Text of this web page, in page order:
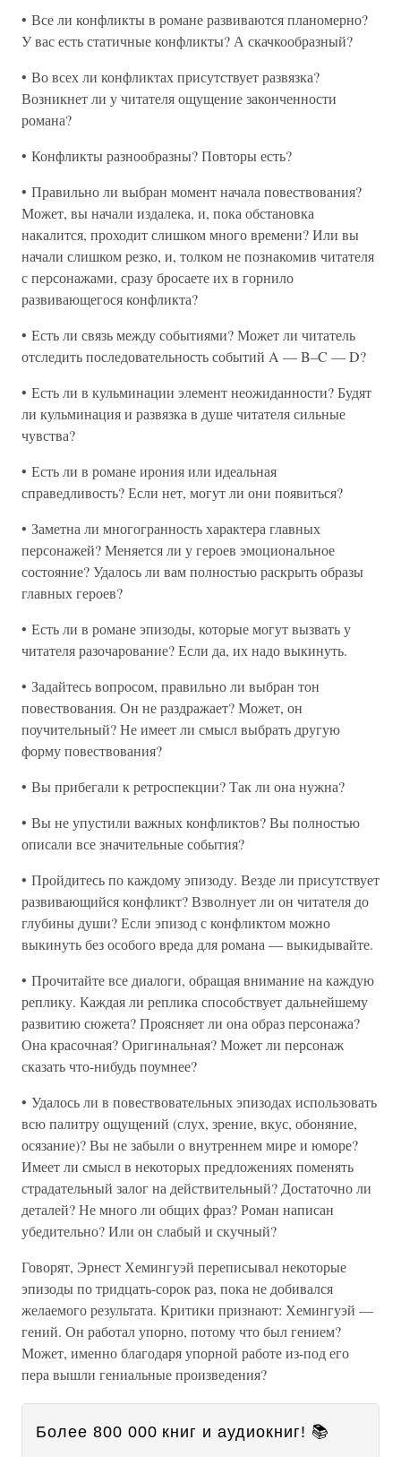
• Все ли конфликты в романе развиваются планомерно?
У вас есть статичные конфликты? А скачкообразный?
• Во всех ли конфликтах присутствует развязка?
Возникнет ли у читателя ощущение законченности
романа?
• Конфликты разнообразны? Повторы есть?
• Правильно ли выбран момент начала повествования?
Может, вы начали издалека, и, пока обстановка
накалится, проходит слишком много времени? Или вы
начали слишком резко, и, толком не познакомив читателя
с персонажами, сразу бросаете их в горнило
развивающегося конфликта?
• Есть ли связь между событиями? Может ли читатель
отследить последовательность событий A — B–C — D?
• Есть ли в кульминации элемент неожиданности? Будят
ли кульминация и развязка в душе читателя сильные
чувства?
• Есть ли в романе ирония или идеальная
справедливость? Если нет, могут ли они появиться?
• Заметна ли многогранность характера главных
персонажей? Меняется ли у героев эмоциональное
состояние? Удалось ли вам полностью раскрыть образы
главных героев?
• Есть ли в романе эпизоды, которые могут вызвать у
читателя разочарование? Если да, их надо выкинуть.
• Задайтесь вопросом, правильно ли выбран тон
повествования. Он не раздражает? Может, он
поучительный? Не имеет ли смысл выбрать другую
форму повествования?
• Вы прибегали к ретроспекции? Так ли она нужна?
• Вы не упустили важных конфликтов? Вы полностью
описали все значительные события?
• Пройдитесь по каждому эпизоду. Везде ли присутствует
развивающийся конфликт? Взволнует ли он читателя до
глубины души? Если эпизод с конфликтом можно
выкинуть без особого вреда для романа — выкидывайте.
• Прочитайте все диалоги, обращая внимание на каждую
реплику. Каждая ли реплика способствует дальнейшему
развитию сюжета? Проясняет ли она образ персонажа?
Она красочная? Оригинальная? Может ли персонаж
сказать что-нибудь поумнее?
• Удалось ли в повествовательных эпизодах использовать
всю палитру ощущений (слух, зрение, вкус, обоняние,
осязание)? Вы не забыли о внутреннем мире и юморе?
Имеет ли смысл в некоторых предложениях поменять
страдательный залог на действительный? Достаточно ли
деталей? Не много ли общих фраз? Роман написан
убедительно? Или он слабый и скучный?
Говорят, Эрнест Хемингуэй переписывал некоторые
эпизоды по тридцать-сорок раз, пока не добивался
желаемого результата. Критики признают: Хемингуэй —
гений. Он работал упорно, потому что был гением?
Может, именно благодаря упорной работе из-под его
пера вышли гениальные произведения?
Более 800 000 книг и аудиокниг! 📚